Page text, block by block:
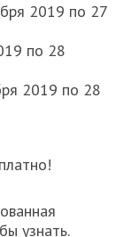
2019 по 27
по 28
2019 по 28
узнать.